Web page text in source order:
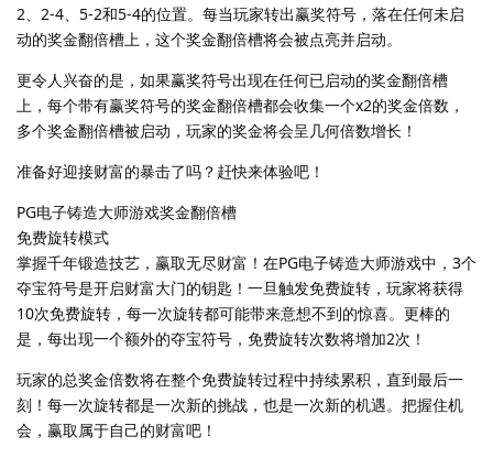
2、2-4、5-2和5-4的位置。每当玩家转出赢奖符号，落在任何未启
动的奖金翻倍槽上，这个奖金翻倍槽将会被点亮并启动。
更令人兴奋的是，如果赢奖符号出现在任何已启动的奖金翻倍槽
上，每个带有赢奖符号的奖金翻倍槽都会收集一个x2的奖金倍数，
多个奖金翻倍槽被启动，玩家的奖金将会呈几何倍数增长！
准备好迎接财富的暴击了吗？赶快来体验吧！
PG电子铸造大师游戏奖金翻倍槽
免费旋转模式
掌握千年锻造技艺，赢取无尽财富！在PG电子铸造大师游戏中，3个
夺宝符号是开启财富大门的钥匙！一旦触发免费旋转，玩家将获得
10次免费旋转，每一次旋转都可能带来意想不到的惊喜。更棒的
是，每出现一个额外的夺宝符号，免费旋转次数将增加2次！
玩家的总奖金倍数将在整个免费旋转过程中持续累积，直到最后一
刻！每一次旋转都是一次新的挑战，也是一次新的机遇。把握住机
会，赢取属于自己的财富吧！